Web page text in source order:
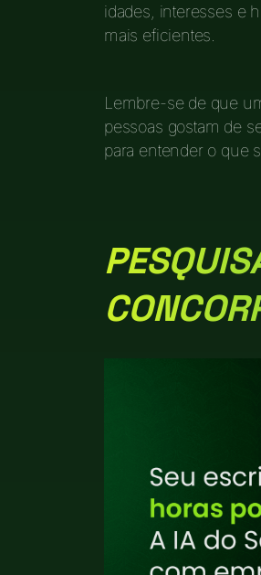
idades, interesses e
mais eficientes.
Lembre-se de que
pessoas gostam de
para entender o que